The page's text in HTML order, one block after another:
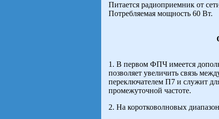
Питается радиоприемник от
Потребляемая мощность 60 Вт.
1. В первом ФПЧ имеется
позволяет увеличить связь
переключателем П7 и служит
промежуточной частоте.
2. На коротковолновых